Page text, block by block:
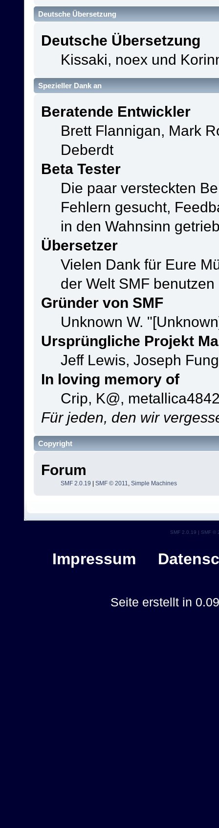
Deutsche Übersetzung
Deutsche Übersetzung
Kissaki, noex und
Spezieller Dank an
Beratende Entwickler
Brett Flannigan, Mark
Deberdt
Beta Tester
Die paar versteckten
Fehlern gesucht,
in den Wahnsinn
Übersetzer
Vielen Dank für Eure
der Welt SMF
Gründer von SMF
Unknown W.
Ursprüngliche Projekt
Jeff Lewis, Joseph
In loving memory of
Crip, K@,
Für jeden, den wir
Copyright
Forum
SMF 2.0.19 | SMF © 2011 Simple Machines
SMF 2.0.19 | SMF ©
Impressum
Seite erstellt in